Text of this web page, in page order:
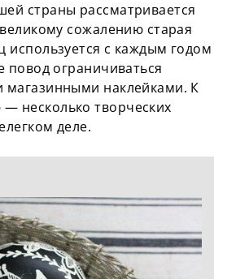
страны рассматривается
сожалению старая
используется с каждым годом
повод ограничиваться
магазинными наклейками. К
несколько творческих
деле.